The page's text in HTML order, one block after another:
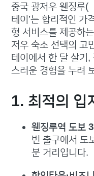
중국 광저우 웬징루(
테이’는 합리적인 가
형 서비스를 제공하
저우 숙소 선택의 고
테이에서 한 달 살기
스러운 경험을 누려
1. 최적의 입
웬징루역 도보
번 출구에서 도
분 거리입니다.